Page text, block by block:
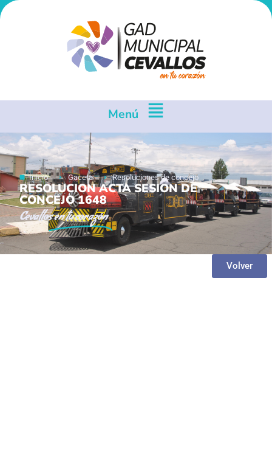
Menú
Inicio Gaceta Resoluciones de concejo
RESOLUCION ACTA SESION DE
CONCEJO 1648
Cevallosen tu corazón
Volver